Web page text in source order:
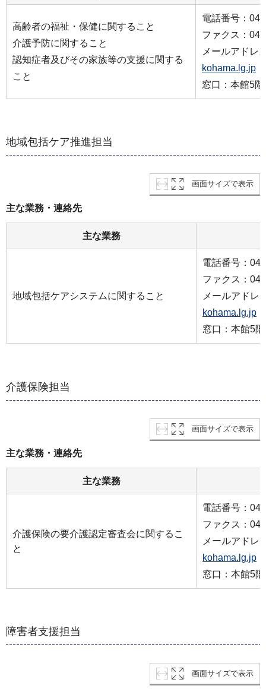
高齢者の福祉・保健に関すること
介護予防に関すること
認知症者及びその家族等の支援に関する
こと
電話番号：
ファクス：
メールアドレ
kohama.lg.jp
窓口：本館5
地域包括ケア推進担当
画面サイズで表示
主な業務・連絡先
主な業務
地域包括ケアシステムに関すること
電話番号：
ファクス：
メールアドレ
kohama.lg.jp
窓口：本館5
介護保険担当
画面サイズで表示
主な業務・連絡先
主な業務
介護保険の要介護認定審査会に関するこ
と
電話番号：
ファクス：
メールアドレ
kohama.lg.jp
窓口：本館5
障害者支援担当
画面サイズで表示